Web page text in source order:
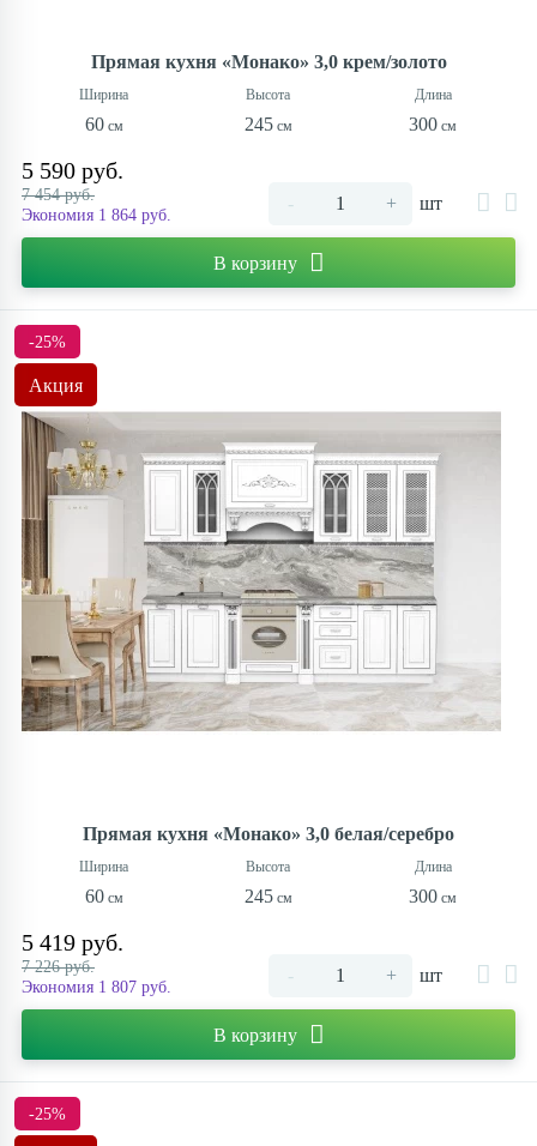
Прямая кухня «Монако» 3,0 крем/золото
60 245 300
5 590 руб.
7 454 руб.
Экономия 1 864 руб.
- + шт
В корзину
-25%
Акция
Прямая кухня «Монако» 3,0 белая/серебро
60 245 300
5 419 руб.
7 226 руб.
Экономия 1 807 руб.
- + шт
В корзину
-25%